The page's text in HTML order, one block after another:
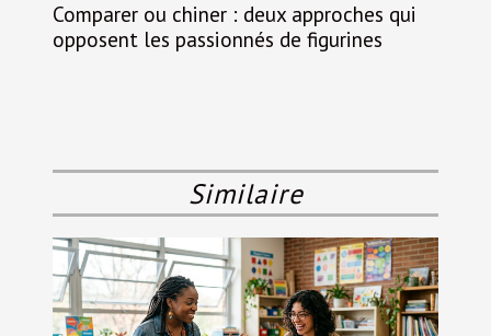
Comparer ou chiner : deux approches qui
opposent les passionnés de figurines
Similaire